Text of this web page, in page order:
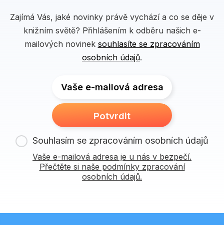
Zajímá Vás, jaké novinky právě vychází a co se děje v
knižním světě? Přihlášením k odběru našich e-
mailových novinek souhlasíte se zpracováním
osobních údajů.
Vaše e-mailová adresa
Potvrdit
Souhlasím se zpracováním osobních údajů
Vaše e-mailová adresa je u nás v bezpečí.
Přečtěte si naše podmínky zpracování
osobních údajů.